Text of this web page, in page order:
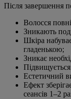
Після завершення
Волосся
Зникають
Шкіра
гладенькою;
Зникає
Підвищується
Естетичний
Ефект
сеансів 1–2